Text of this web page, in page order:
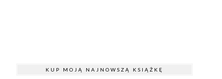
KUP MOJĄ NAJNOWSZĄ KSIĄŻKĘ